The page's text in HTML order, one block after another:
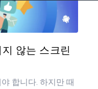
않는 스크린
합니다. 하지만 때